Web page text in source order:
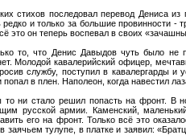
стихов последовал перевод Дениса
редко и только за большие провинности -
это он теперь воспевал в своих
то, что Денис Давыдов чуть было не
Молодой кавалерийский офицер,
службу, поступил в кавалергарды
в плен. Наполеон, когда навестил
то ни стало решил попасть на фронт. В
русской армии. Каменский,
его на фронт. Только всё это
заячьем тулупе, в платке и заявил: